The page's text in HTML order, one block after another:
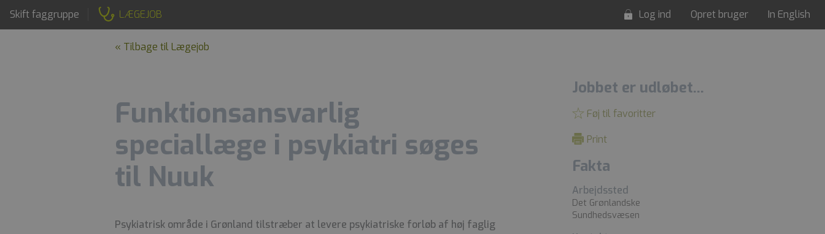
Skift faggruppe LÆGEJOB Log ind Opret bruger In English
« Tilbage til Lægejob
Funktionsansvarlig
speciallæge i psykiatri søges
til Nuuk
Psykiatrisk område i Grønland tilstræber at levere psykiatriske forløb af høj faglig
Jobbet er udløbet...
Føj til favoritter
Print
Fakta
Arbejdssted
Det Grønlandske
Sundhedsvæsen